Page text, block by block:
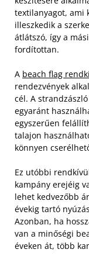
textilanyagot, ami
illeszkedik a
átlátszó, így a
fordítottan.
A beach flag
rendezvények
cél. A
egyaránt
egyszerűen
talajon
könnyen
Ez utóbbi
kampány erejéig
lehet kedvezőbb
évekig tartó
Azonban, ha
van a minőségi
éveken át, több